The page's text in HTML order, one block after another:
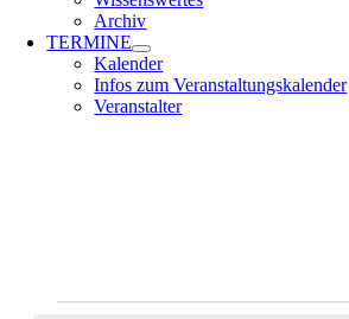
Archiv
TERMINE
Kalender
Infos zum Veranstaltungskalender
Veranstalter